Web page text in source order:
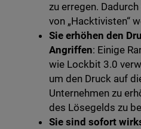
zu erregen.
von „Hacktivisten“
Sie erhöhen den
Angriffen: Einige
wie Lockbit 3.0
um den Druck auf
Unternehmen zu
des Lösegelds zu
Sie sind sofort